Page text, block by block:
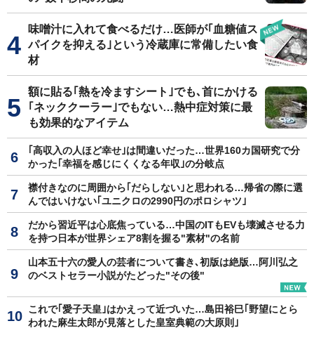
味噌汁に入れて食べるだけ…医師が｢血糖値ス
パイクを抑える｣という冷蔵庫に常備したい食
材
額に貼る｢熱を冷ますシート｣でも､首にかける
｢ネッククーラー｣でもない…熱中症対策に最
も効果的なアイテム
｢高収入の人ほど幸せ｣は間違いだった…世界160カ国研究で分
かった｢幸福を感じにくくなる年収｣の分岐点
襟付きなのに周囲から｢だらしない｣と思われる…帰省の際に選
んではいけない｢ユニクロの2990円のポロシャツ｣
だから習近平は心底焦っている…中国のITもEVも壊滅させる力
を持つ日本が世界シェア8割を握る"素材"の名前
山本五十六の愛人の芸者について書き､初版は絶版…阿川弘之
のベストセラー小説がたどった"その後"
これで｢愛子天皇｣はかえって近づいた…島田裕巳｢野望にとら
われた麻生太郎が見落とした皇室典範の大原則｣